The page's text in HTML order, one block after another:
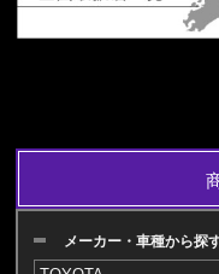
メーカー・車種から探